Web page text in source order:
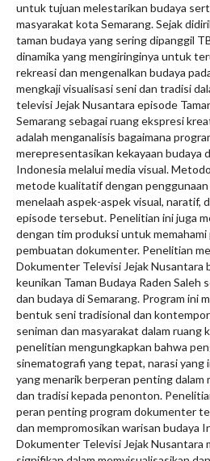
untuk tujuan melestarikan budaya
masyarakat kota Semarang. Sejak
taman budaya yang sering dipanggil
dinamika yang mengiringinya untuk
rekreasi dan mengenalkan budaya
mengkaji visualisasi seni dan tradisi
televisi Jejak Nusantara episode
Semarang sebagai ruang ekspresi
adalah menganalisis bagaimana
merepresentasikan kekayaan budaya
Indonesia melalui media visual.
metode kualitatif dengan
menelaah aspek-aspek visual, naratif,
episode tersebut. Penelitian ini juga
dengan tim produksi untuk
pembuatan dokumenter. Penelitian
Dokumenter Televisi Jejak Nusantara
keunikan Taman Budaya Raden Saleh
dan budaya di Semarang. Program ini
bentuk seni tradisional dan
seniman dan masyarakat dalam
penelitian mengungkapkan bahwa
sinematografi yang tepat, narasi yang
yang menarik berperan penting dalam
dan tradisi kepada penonton.
peran penting program dokumenter
dan mempromosikan warisan budaya
Dokumenter Televisi Jejak Nusantara